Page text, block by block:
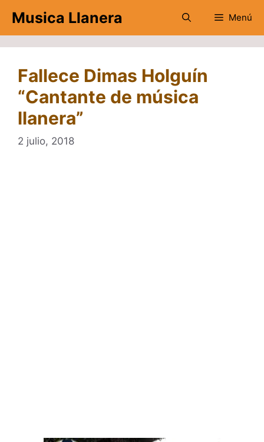
contenido
Musica Llanera Menú
Fallece Dimas Holguín
“Cantante de música
llanera”
2 julio, 2018